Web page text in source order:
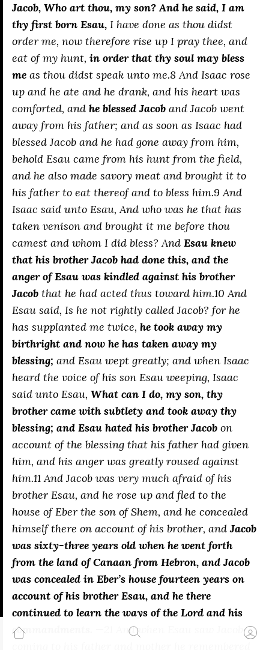
Jacob, Who art thou, my son? And he said, I am
thy first born Esau, I have done as thou didst
order me, now therefore rise up I pray thee, and
eat of my hunt, in order that thy soul may bless
me as thou didst speak unto me.8 And Isaac rose
up and he ate and he drank, and his heart was
comforted, and he blessed Jacob and Jacob went
away from his father; and as soon as Isaac had
blessed Jacob and he had gone away from him,
behold Esau came from his hunt from the field,
and he also made savory meat and brought it to
his father to eat thereof and to bless him.9 And
Isaac said unto Esau, And who was he that has
taken venison and brought it me before thou
camest and whom I did bless? And Esau knew
that his brother Jacob had done this, and the
anger of Esau was kindled against his brother
Jacob that he had acted thus toward him.10 And
Esau said, Is he not rightly called Jacob? for he
has supplanted me twice, he took away my
birthright and now he has taken away my
blessing; and Esau wept greatly; and when Isaac
heard the voice of his son Esau weeping, Isaac
said unto Esau, What can I do, my son, thy
brother came with subtlety and took away thy
blessing; and Esau hated his brother Jacob on
account of the blessing that his father had given
him, and his anger was greatly roused against
him.11 And Jacob was very much afraid of his
brother Esau, and he rose up and fled to the
house of Eber the son of Shem, and he concealed
himself there on account of his brother, andJacob
was sixty-three years old when he went forth
from the land of Canaan from Hebron, and Jacob
was concealed in Eber’s house fourteen years on
account of his brother Esau, and he there
continued to learn the ways of the Lord and his
commandments. —
21 And when Esau saw Jacob